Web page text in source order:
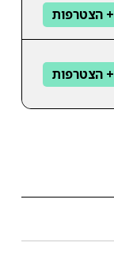
+ הצטרפות
+ הצטרפות